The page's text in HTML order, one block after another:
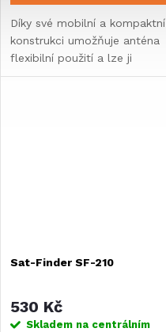
Díky své mobilní a kompaktní
konstrukci umožňuje anténa
flexibilní použití a lze ji
postavit kdekoli.
Sat-Finder SF-210
530 Kč
Skladem na centrálním